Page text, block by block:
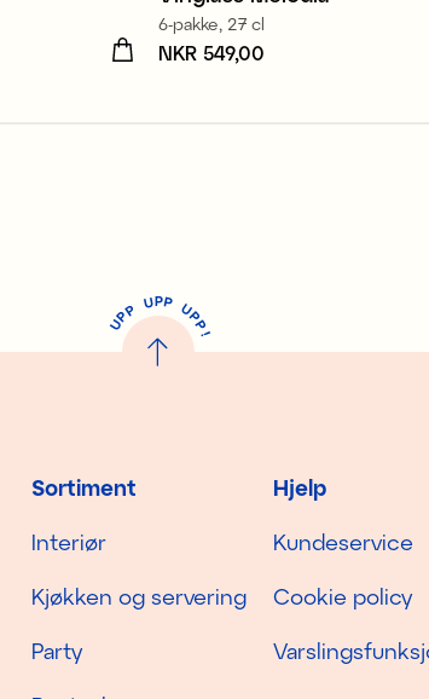
6-pakke, 27 cl
Pris :NKR 549,00
NKR 549,00
U
P
P UPP UP
P
!
Sortiment
Interiør
Kjøkken og servering
Party
Hjelp
Kundeservice
Cookie policy